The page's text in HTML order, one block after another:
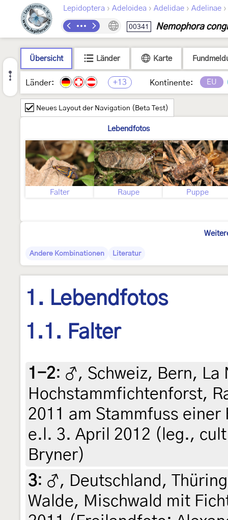
Lepidoptera › Adeloidea › Adelidae › Adelinae ›
00341 Nemophora
Übersicht Länder Karte
Länder: +13 Kontinente: EU
Neues Layout der Navigation (Beta Test)
Lebendfotos
Falter Raupe Puppe
Andere Kombinationen Literatur
1. Lebendfotos
1.1. Falter
1-2: ♂, Schweiz, Bern, La
Hochstammfichtenforst,
2011 am Stammfuss
e.l. 3. April 2012 (leg.,
Bryner)
3: ♂, Deutschland,
Walde, Mischwald mit